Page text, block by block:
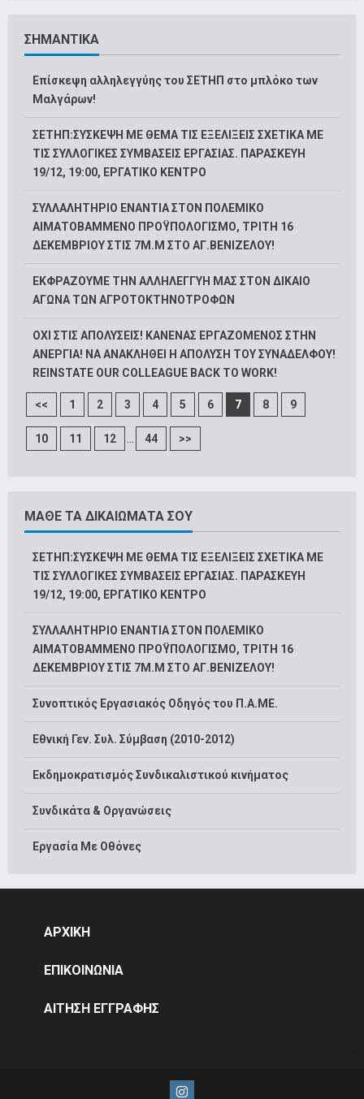
ΣΗΜΑΝΤΙΚΑ
Επίσκεψη αλληλεγγύης του ΣΕΤΗΠ στο μπλόκο των
Μαλγάρων!
ΣΕΤΗΠ:ΣΥΣΚΕΨΗ ΜΕ ΘΕΜΑ ΤΙΣ ΕΞΕΛΙΞΕΙΣ ΣΧΕΤΙΚΑ ΜΕ
ΤΙΣ ΣΥΛΛΟΓΙΚΕΣ ΣΥΜΒΑΣΕΙΣ ΕΡΓΑΣΙΑΣ. ΠΑΡΑΣΚΕΥΗ
19/12, 19:00, ΕΡΓΑΤΙΚΟ ΚΕΝΤΡΟ
ΣΥΛΛΑΛΗΤΗΡΙΟ ΕΝΑΝΤΙΑ ΣΤΟΝ ΠΟΛΕΜΙΚΟ
ΑΙΜΑΤΟΒΑΜΜΕΝΟ ΠΡΟΫΠΟΛΟΓΙΣΜΟ, ΤΡΙΤΗ 16
ΔΕΚΕΜΒΡΙΟΥ ΣΤΙΣ 7Μ.Μ ΣΤΟ ΑΓ.ΒΕΝΙΖΕΛΟΥ!
ΕΚΦΡΑΖΟΥΜΕ ΤΗΝ ΑΛΛΗΛΕΓΓΥΗ ΜΑΣ ΣΤΟΝ ΔΙΚΑΙΟ
ΑΓΩΝΑ ΤΩΝ ΑΓΡΟΤΟΚΤΗΝΟΤΡΟΦΩΝ
ΟΧΙ ΣΤΙΣ ΑΠΟΛΥΣΕΙΣ! ΚΑΝΕΝΑΣ ΕΡΓΑΖΟΜΕΝΟΣ ΣΤΗΝ
ΑΝΕΡΓΙΑ! ΝΑ ΑΝΑΚΛΗΘΕΙ Η ΑΠΟΛΥΣΗ ΤΟΥ ΣΥΝΑΔΕΛΦΟΥ!
REINSTATE OUR COLLEAGUE BACK TO WORK!
<< 1 2 3 4 5 6 7 8 9
10 11 12 ... 44 >>
ΜΑΘΕ ΤΑ ΔΙΚΑΙΩΜΑΤΑ ΣΟΥ
ΣΕΤΗΠ:ΣΥΣΚΕΨΗ ΜΕ ΘΕΜΑ ΤΙΣ ΕΞΕΛΙΞΕΙΣ ΣΧΕΤΙΚΑ ΜΕ
ΤΙΣ ΣΥΛΛΟΓΙΚΕΣ ΣΥΜΒΑΣΕΙΣ ΕΡΓΑΣΙΑΣ. ΠΑΡΑΣΚΕΥΗ
19/12, 19:00, ΕΡΓΑΤΙΚΟ ΚΕΝΤΡΟ
ΣΥΛΛΑΛΗΤΗΡΙΟ ΕΝΑΝΤΙΑ ΣΤΟΝ ΠΟΛΕΜΙΚΟ
ΑΙΜΑΤΟΒΑΜΜΕΝΟ ΠΡΟΫΠΟΛΟΓΙΣΜΟ, ΤΡΙΤΗ 16
ΔΕΚΕΜΒΡΙΟΥ ΣΤΙΣ 7Μ.Μ ΣΤΟ ΑΓ.ΒΕΝΙΖΕΛΟΥ!
Συνοπτικός Εργασιακός Οδηγός του Π.Α.ΜΕ.
Εθνική Γεν. Συλ. Σύμβαση (2010-2012)
Εκδημοκρατισμός Συνδικαλιστικού κινήματος
Συνδικάτα & Οργανώσεις
Εργασία Με Οθόνες
ΑΡΧΙΚΗ
ΕΠΙΚΟΙΝΩΝΙΑ
ΑΙΤΗΣΗ ΕΓΓΡΑΦΗΣ
Instagram